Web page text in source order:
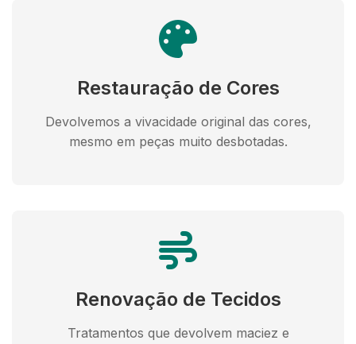
Restauração de Cores
Devolvemos a vivacidade original das cores,
mesmo em peças muito desbotadas.
Renovação de Tecidos
Tratamentos que devolvem maciez e